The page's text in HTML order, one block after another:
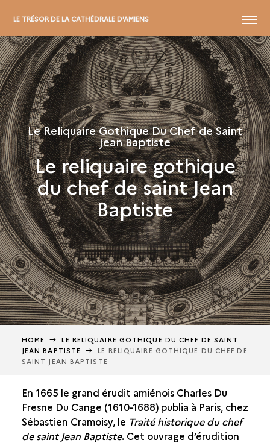
LE TRÉSOR DE LA CATHÉDRALE D'AMIENS MENU
Le Reliquaire Gothique Du Chef de Saint
Jean Baptiste
Le reliquaire gothique
du chef de saint Jean
Baptiste
HOME
LE RELIQUAIRE GOTHIQUE DU CHEF DE SAINT
JEAN BAPTISTE
LE RELIQUAIRE GOTHIQUE DU CHEF DE
SAINT JEAN BAPTISTE
En 1665 le grand érudit amiénois Charles Du
Fresne Du Cange (1610-1688) publia à Paris, chez
Sébastien Cramoisy, le Traité historique du chef
de saint Jean Baptiste. Cet ouvrage d’érudition